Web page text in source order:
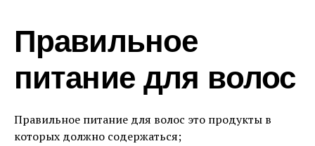
Правильное
питание для волос
Правильное питание для волос это продукты в
которых должно содержаться;